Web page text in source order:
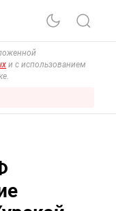
и с использованием